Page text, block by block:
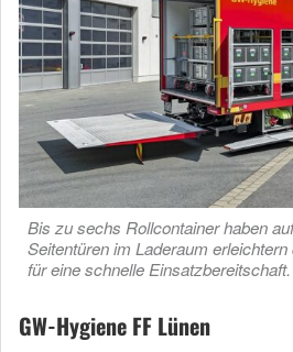
Bis zu sechs Rollcontainer haben
Seitentüren im Laderaum
für eine schnelle
GW-Hygiene FF Lünen